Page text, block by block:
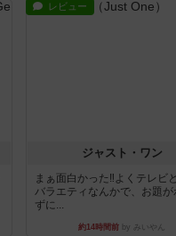
レビュー
ジャスト・ワン
まぁ面白かった‼️よくテレビ
バラエティなんかで、お題が
ずに...
約14時間前 by みいやん